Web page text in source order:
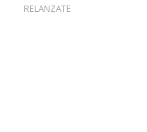
RELANZATE